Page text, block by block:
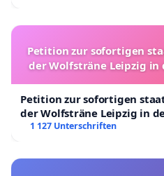
Petition zur sofortigen
der Wolfsträne Leipzig
Petition zur sofortigen
der Wolfsträne Leipzig in
1 127 Unterschriften